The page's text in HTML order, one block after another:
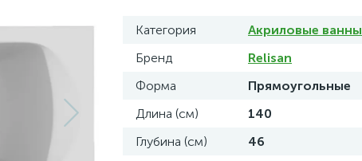
Категория
Акриловые ванны
Бренд
Relisan
Форма
Прямоугольные
Длина (см)
140
Глубина (см)
46